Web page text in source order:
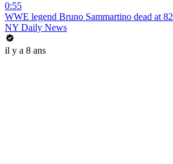
0:55
WWE legend Bruno Sammartino dead at 82
NY Daily News
il y a 8 ans